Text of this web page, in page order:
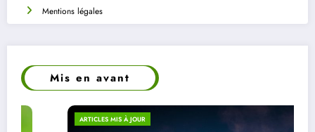
Mentions légales
Mis en avant
ARTICLES MIS À JOUR